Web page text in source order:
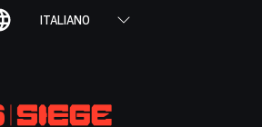
ITALIANO